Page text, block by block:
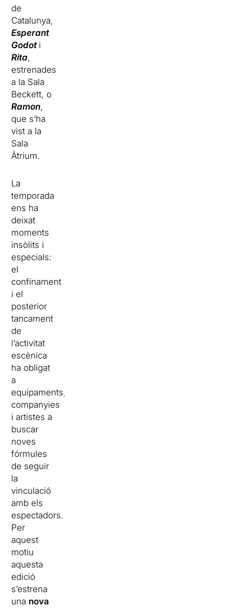
de
Catalunya,
Esperant
Godot i
Rita,
estrenades
a la Sala
Beckett, o
Ramon,
que s’ha
vist a la
Sala
Àtrium.
La
temporada
ens ha
deixat
moments
insòlits i
especials:
el
confinament
i el
posterior
tancament
de
l’activitat
escènica
ha obligat
a
equipaments,
companyies
i artistes a
buscar
noves
fórmules
de seguir
la
vinculació
amb els
espectadors.
Per
aquest
motiu
aquesta
edició
s’estrena
una nova